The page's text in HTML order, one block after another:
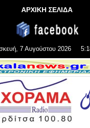
ΑΡΧΙΚΗ ΣΕΛΙΔΑ
7 Αυγούστου 2026